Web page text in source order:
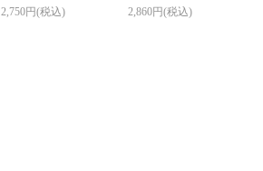
2,750円(税込) 2,860円(税込)